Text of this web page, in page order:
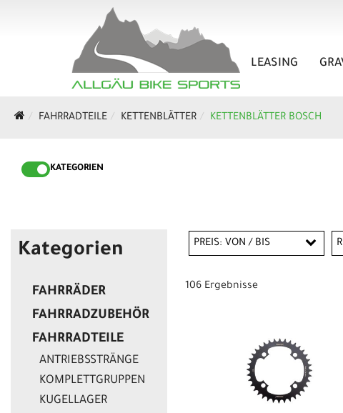
LEASING
FAHRRADTEILE KETTENBLÄTTER KETTENBLÄTTER BOSCH
KATEGORIEN
Kategorien
FAHRRÄDER
FAHRRADZUBEHÖR
FAHRRADTEILE
ANTRIEBSSTRÄNGE
KOMPLETTGRUPPEN
KUGELLAGER
PREIS: VON / BIS
106 Ergebnisse